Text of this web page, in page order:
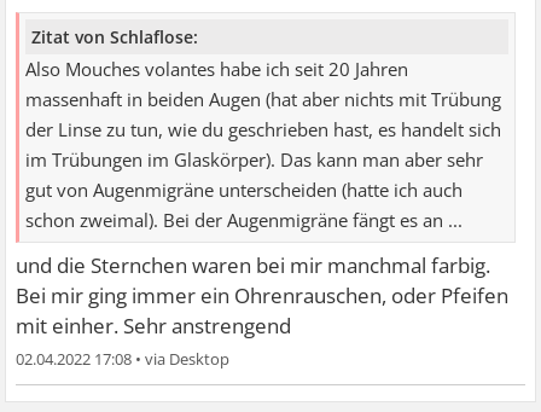
Zitat von Schlaflose:
Also Mouches volantes habe ich seit 20 Jahren
massenhaft in beiden Augen (hat aber nichts mit Trübung
der Linse zu tun, wie du geschrieben hast, es handelt sich
im Trübungen im Glaskörper). Das kann man aber sehr
gut von Augenmigräne unterscheiden (hatte ich auch
schon zweimal). Bei der Augenmigräne fängt es an ...
und die Sternchen waren bei mir manchmal farbig.
Bei mir ging immer ein Ohrenrauschen, oder Pfeifen
mit einher. Sehr anstrengend
02.04.2022 17:08 •